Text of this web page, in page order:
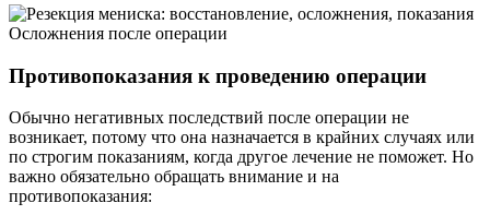
Осложнения после операции
Противопоказания к проведению операции
Обычно негативных последствий после операции не
возникает, потому что она назначается в крайних случаях или
по строгим показаниям, когда другое лечение не поможет. Но
важно обязательно обращать внимание и на
противопоказания: